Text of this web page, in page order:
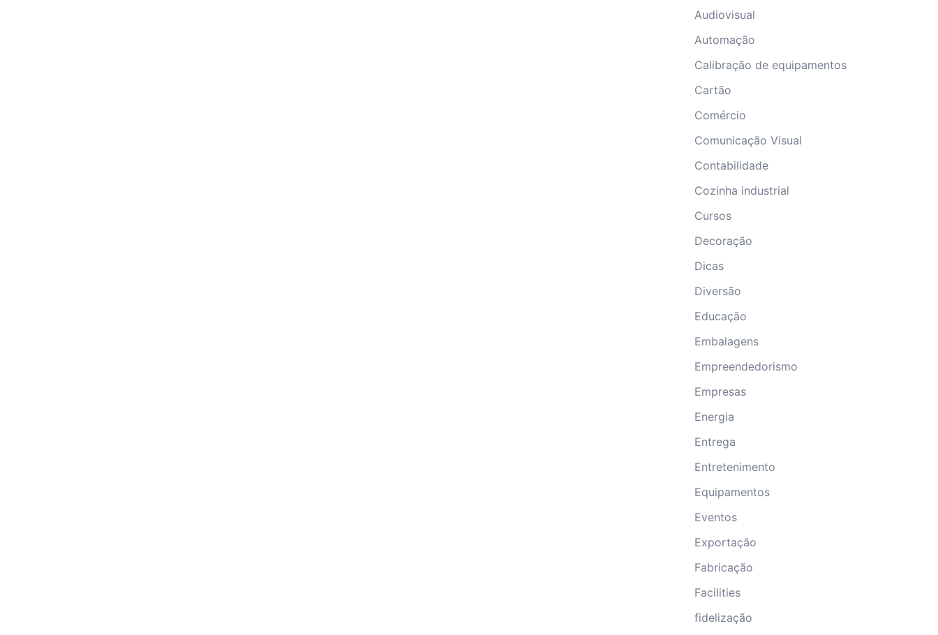
Audiovisual
Automação
Calibração de equipamentos
Cartão
Comércio
Comunicação Visual
Contabilidade
Cozinha industrial
Cursos
Decoração
Dicas
Diversão
Educação
Embalagens
Empreendedorismo
Empresas
Energia
Entrega
Entretenimento
Equipamentos
Eventos
Exportação
Fabricação
Facilities
fidelização